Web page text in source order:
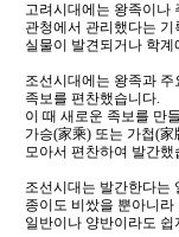
고려시대에는 왕족이나
관청에서 관리했다는
실물이 발견되거나 학
조선시대에는 왕족과 주
족보를 편찬했습니다.
이 때 새로운 족보를 만
가승(家乘) 또는 가첩(
모아서 편찬하여 발간했
조선시대는 발간한다는
종이도 비쌌을 뿐아니
일반이나 양반이라도